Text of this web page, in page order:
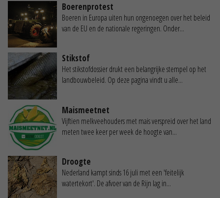
Boerenprotest
Boeren in Europa uiten hun ongenoegen over het beleid
van de EU en de nationale regeringen. Onder...
Stikstof
Het stikstofdossier drukt een belangrijke stempel op het
landbouwbeleid. Op deze pagina vindt u alle...
Maismeetnet
Vijftien melkveehouders met mais verspreid over het land
meten twee keer per week de hoogte van...
Droogte
Nederland kampt sinds 16 juli met een 'feitelijk
watertekort'. De afvoer van de Rijn lag in...